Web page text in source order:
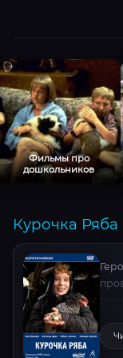
Фильмы про
дошкольников
Курочка Ряба